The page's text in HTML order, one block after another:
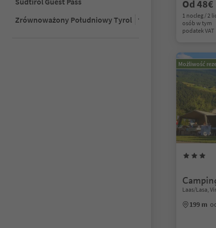
Zrównoważony Południowy Tyrol
Od 48€
1 nocleg / 2
osób w tym
podatek VAT
Możliwość
Laas/Lasa,
199 m